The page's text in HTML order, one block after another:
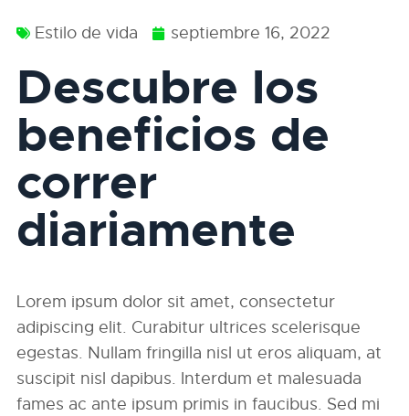
Estilo de vida septiembre 16, 2022
Descubre los
beneficios de
correr
diariamente
Lorem ipsum dolor sit amet, consectetur
adipiscing elit. Curabitur ultrices scelerisque
egestas. Nullam fringilla nisl ut eros aliquam, at
suscipit nisl dapibus. Interdum et malesuada
fames ac ante ipsum primis in faucibus. Sed mi